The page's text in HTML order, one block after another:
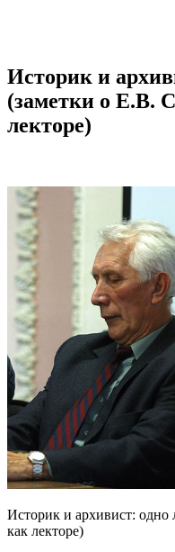
Историк и
(заметки о Е.В.
лекторе)
Историк и архивист:
как лекторе)